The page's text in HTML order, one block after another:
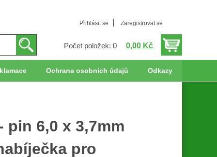
Přihlásit se Zaregistrovat se
Počet položek: 0 0,00 Kč
Ochrana osobních údajů Odkazy
pin 6,0 x 3,7mm
pro